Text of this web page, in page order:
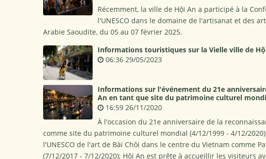
Récemment, la ville de Hội An a participé à la
l'UNESCO dans le domaine de l'artisanat et des
Arabie Saoudite, du 05 au 07 février 2025.
Informations touristiques sur la Vielle ville de
06:36 29/05/2023
Informations sur l'événement du 21e
An en tant que site du patrimoine culturel
16:59 26/11/2020
À l'occasion du 21e anniversaire de la
comme site du patrimoine culturel mondial (4/12/1999 - 4/12/
l'UNESCO de l'art de Bài Chòi dans le centre du Vietnam comme
(7/12/2017 - 7/12/2020); Hội An est prête à accueillir les visiteurs